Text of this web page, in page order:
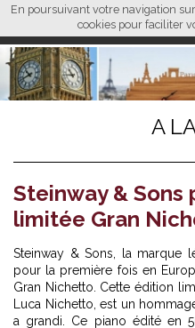
En poursuivant votre navigation
cookies pour faciliter
L M
A
Steinway &
limitée Gran
Steinway & Sons, la marque
pour la première fois en
Gran Nichetto. Cette édition
Luca Nichetto, est un
a grandi. Ce piano édité en